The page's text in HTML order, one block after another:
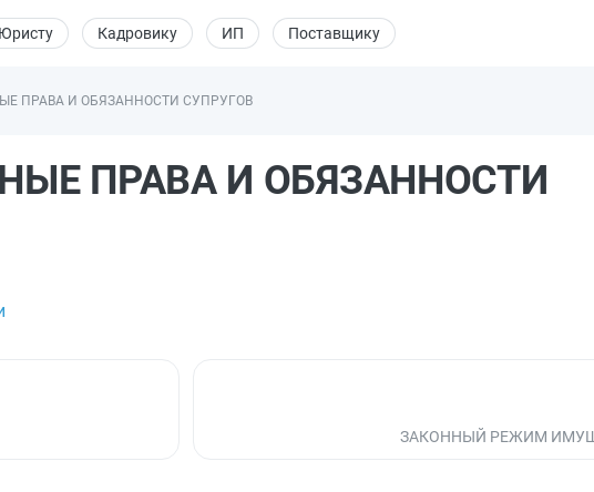
Юристу Кадровику ИП Поставщику
ПРАВА И ОБЯЗАННОСТИ СУПРУГОВ
ПРАВА И ОБЯЗАННОСТИ
ЗАКОННЫЙ РЕЖИМ